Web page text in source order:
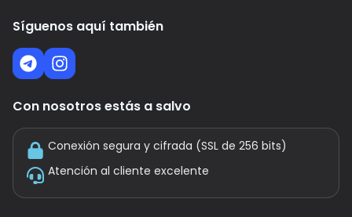
Síguenos aquí también
Con nosotros estás a salvo
Conexión segura y cifrada (SSL de 256 bits)
Atención al cliente excelente